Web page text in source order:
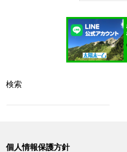
検索
個人情報保護方針